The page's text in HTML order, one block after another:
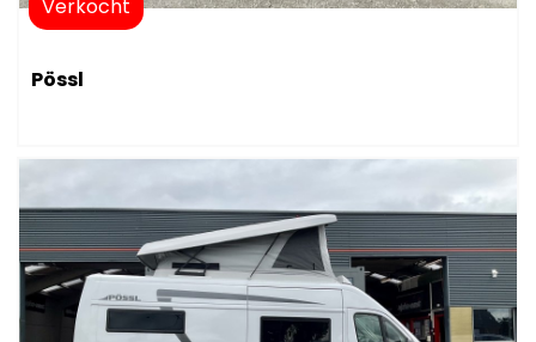
Verkocht
Pössl